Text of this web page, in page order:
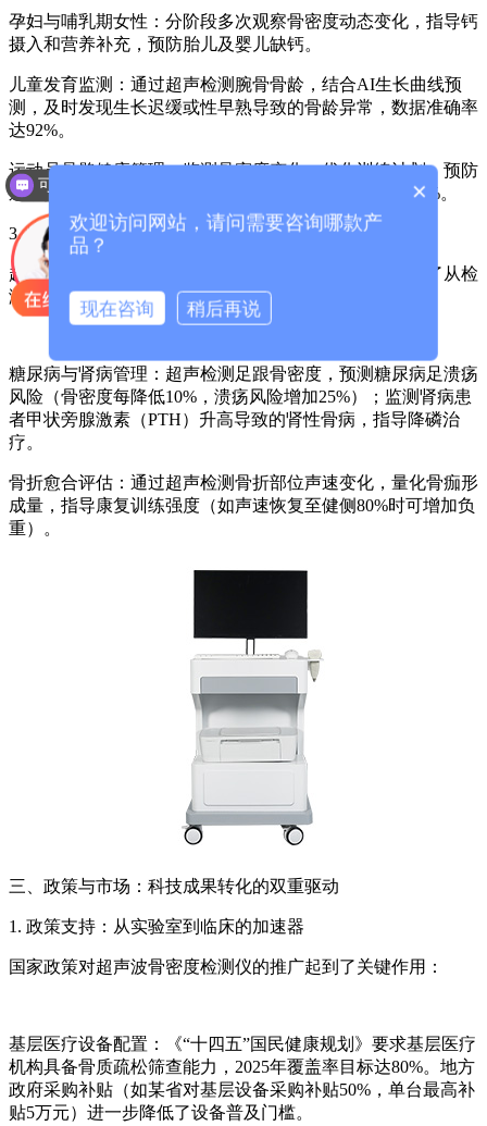
孕妇与哺乳期女性：分阶段多次观察骨密度动态变化，指导钙
摄入和营养补充，预防胎儿及婴儿缺钙。
儿童发育监测：通过超声检测腕骨骨龄，结合AI生长曲线预
测，及时发现生长迟缓或性早熟导致的骨龄异常，数据准确率
达92%。
运动员骨骼健康管理：监测骨密度变化，优化训练计划，预防
运动损伤。例如，某马拉松俱乐部使用后伤病率下降40%。
3. 慢性病防控的闭环管理
超声波骨密度检测仪与智能健康管理平台的结合，实现了从检
测到干预的闭环：
糖尿病与肾病管理：超声检测足跟骨密度，预测糖尿病足溃疡
风险（骨密度每降低10%，溃疡风险增加25%）；监测肾病患
者甲状旁腺激素（PTH）升高导致的肾性骨病，指导降磷治
疗。
骨折愈合评估：通过超声检测骨折部位声速变化，量化骨痂形
成量，指导康复训练强度（如声速恢复至健侧80%时可增加负
重）。
三、政策与市场：科技成果转化的双重驱动
1. 政策支持：从实验室到临床的加速器
国家政策对超声波骨密度检测仪的推广起到了关键作用：
基层医疗设备配置：《“十四五”国民健康规划》要求基层医疗
机构具备骨质疏松筛查能力，2025年覆盖率目标达80%。地方
政府采购补贴（如某省对基层设备采购补贴50%，单台最高补
贴5万元）进一步降低了设备普及门槛。
×
欢迎访问网站，请问需要咨询哪款产
品？
现在咨询 稍后再说